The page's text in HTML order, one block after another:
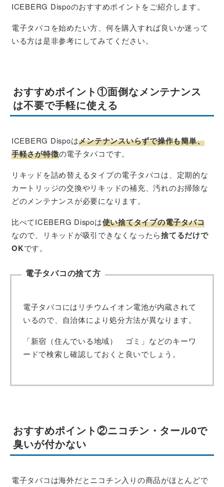
ICEBERG Dispoのおすすめポイントをご紹介します。
電子タバコを始めたい方、何を購入すれば良いか迷って
いる方は是非参考にしてみてください。
おすすめポイント①面倒なメンテナンス
は不要で手軽に使える
ICEBERG Dispoはメンテナンスいらずで操作も簡単、
手軽さが特徴の電子タバコです。
リキッドを詰め替えるタイプの電子タバコは、定期的な
カートリッジの交換やリキッドの補充、汚れのお掃除な
どのメンテナンスが必要になります。
比べてICEBERG Dispoは使い捨てタイプの電子タバコ
なので、リキッドが吸引できなくなったら捨てるだけで
OKです。
電子タバコの捨て方
電子タバコにはリチウムイオン電池が内蔵されて
いるので、自治体により処分方法が異なります。
「新宿（住んでいる地域） ゴミ」などのキーワ
ードで検索し確認しておくと良いでしょう。
おすすめポイント②ニコチン・タール0で
臭いが付かない
電子タバコは海外だとニコチン入りの商品がほとんどで